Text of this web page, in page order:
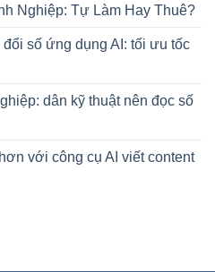
Nghiệp: Tự Làm Hay Thuê?
số ứng dụng AI: tối ưu tốc
dân kỹ thuật nên đọc số
với công cụ AI viết content